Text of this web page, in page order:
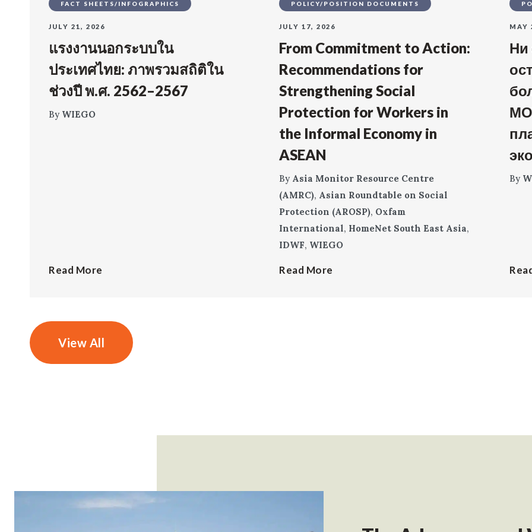
FACT SHEETS/INFOGRAPHICS
JULY 21, 2026
แรงงานนอกระบบใน
ประเทศไทย: ภาพรวมสถิติใน
ช่วงปี พ.ศ. 2562–2567
By WIEGO
Read More
POLICY/POSITION DOCUMENTS
JULY 17, 2026
From Commitment to Action:
Recommendations for
Strengthening Social
Protection for Workers in
the Informal Economy in
ASEAN
By Asia Monitor Resource Centre
(AMRC), Asian Roundtable on Social
Protection (AROSP), Oxfam
International, HomeNet South East Asia,
IDWF, WIEGO
Read More
MAY
Ни
By
View All